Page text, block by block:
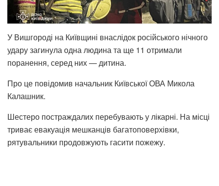
У Вишгороді на Київщині внаслідок російського нічного
удару загинула одна людина та ще 11 отримали
поранення, серед них — дитина.
Про це повідомив начальник Київської ОВА Микола
Калашник.
Шестеро постраждалих перебувають у лікарні. На місці
триває евакуація мешканців багатоповерхівки,
рятувальники продовжують гасити пожежу.